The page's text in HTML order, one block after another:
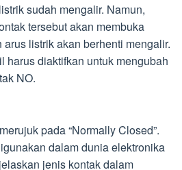
sudah mengalir. Namun,
tersebut akan membuka
listrik akan berhenti mengalir.
harus diaktifkan untuk mengubah
NO.
pada “Normally Closed”.
dalam dunia elektronika
jenis kontak dalam